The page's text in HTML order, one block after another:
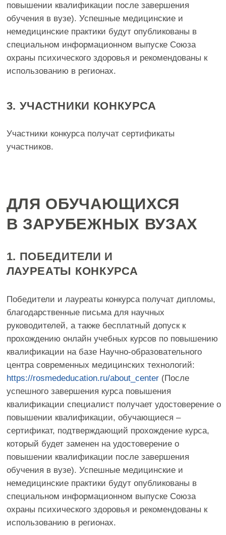
Положение о
конкурсе
СКАЧАТЬ
План мероприятий
Информационное
СКАЧАТЬ
СКАЧАТЬ
ИТОГИ 2025
СКАЧАТЬ
КОНТАКТНАЯ ИНФОРМАЦИЯ